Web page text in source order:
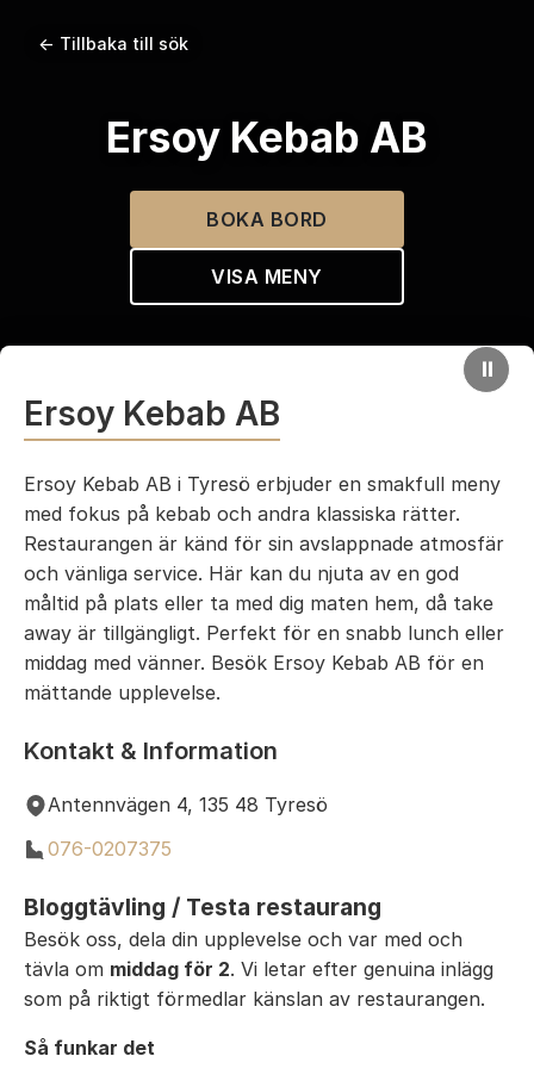
← Tillbaka till sök
Ersoy Kebab AB
BOKA BORD
VISA MENY
⏸
Ersoy Kebab AB
Ersoy Kebab AB i Tyresö erbjuder en smakfull meny
med fokus på kebab och andra klassiska rätter.
Restaurangen är känd för sin avslappnade atmosfär
och vänliga service. Här kan du njuta av en god
måltid på plats eller ta med dig maten hem, då take
away är tillgängligt. Perfekt för en snabb lunch eller
middag med vänner. Besök Ersoy Kebab AB för en
mättande upplevelse.
Kontakt & Information
Antennvägen 4, 135 48 Tyresö
076-0207375
Bloggtävling / Testa restaurang
Besök oss, dela din upplevelse och var med och
tävla om middag för 2. Vi letar efter genuina inlägg
som på riktigt förmedlar känslan av restaurangen.
Så funkar det